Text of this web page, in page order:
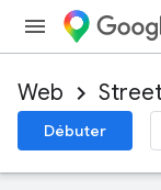
Web
Débuter